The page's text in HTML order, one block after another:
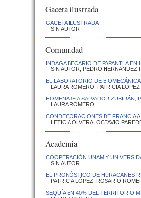
Gaceta ilustrada
GACETA ILUSTRADA
SIN AUTOR
Comunidad
INDAGA BECARIO DE PAPANTLA EN
SIN AUTOR, PEDRO HERNÁNDEZ
EL LABORATORIO DE
LAURA ROMERO, PATRICIA LÓPEZ
HOMENAJE A SALVADOR ZUBIRÁN,
LAURA ROMERO
CONDECORACIONES DE FRANCIA
LETICIA OLVERA, OCTAVIO
Academia
COOPERACIÓN UNAM Y
SIN AUTOR
EL PRONÓSTICO DE HURACANES
PATRICIA LÓPEZ, ROSARIO
SEQUÍA EN 40% DEL TERRITORIO